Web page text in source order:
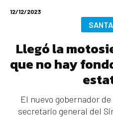
12/12/2023
Llegó la
que no hay
El nuevo gobernador
secretario general del